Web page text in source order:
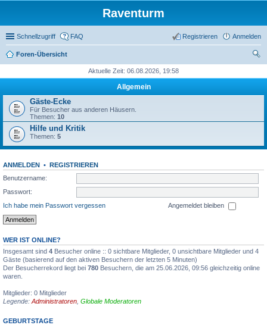
Raventurm
Schnellzugriff FAQ Anmelden
Registrieren
Foren-Übersicht
Aktuelle Zeit: 06.08.2026, 19:58
Allgemein
Gäste-Ecke
Für Besucher aus anderen Häusern.
Themen: 10
Hilfe und Kritik
Themen: 5
ANMELDEN • REGISTRIEREN
Benutzername:
Passwort:
Ich habe mein Passwort vergessen
Angemeldet bleiben
WER IST ONLINE?
Insgesamt sind 4 Besucher online :: 0 sichtbare Mitglieder, 0 unsichtbare Mitglieder und 4
Gäste (basierend auf den aktiven Besuchern der letzten 5 Minuten)
Der Besucherrekord liegt bei 780 Besuchern, die am 25.06.2026, 09:56 gleichzeitig online
waren.
Mitglieder: 0 Mitglieder
Legende: Administratoren Globale Moderatoren
GEBURTSTAGE